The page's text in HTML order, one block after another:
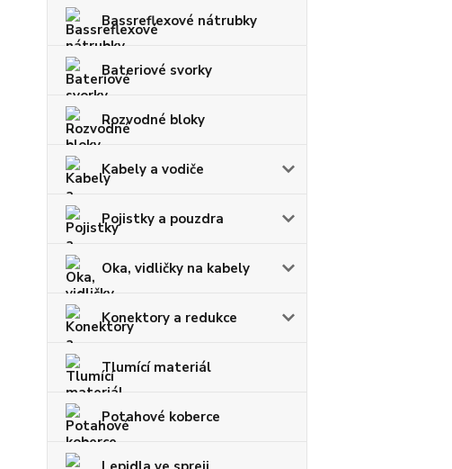
Bassreflexové nátrubky
Bateriové svorky
Rozvodné bloky
Kabely a vodiče
Pojistky a pouzdra
Oka, vidličky na kabely
Konektory a redukce
Tlumící materiál
Potahové koberce